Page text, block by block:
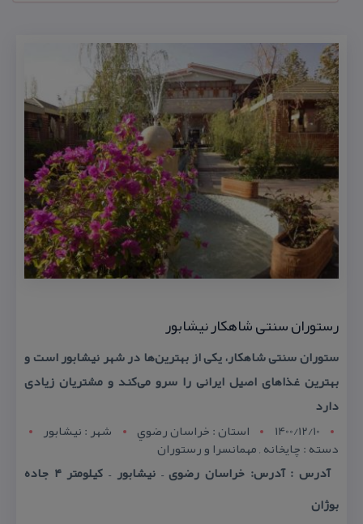
رستوران سنتی شاهكار نیشابور
ستوران سنتی شاهكار، یكی از بهترین‌ها در شهر نیشابور است و
بهترین غذاهای اصیل ایرانی را سرو می‌كند و مشتریان زیادی
دارد
1400/12/10
استان : خراسان رضوي شهر : نيشابور
دسته : چایخانه , مهمانسرا و رستوران
آدرس : آدرس: خراسان رضوی – نیشابور – كیلومتر ۴ جاده
بوژان